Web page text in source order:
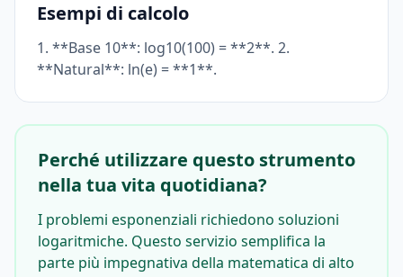
Esempi di calcolo
1. **Base 10**: log10(100) = **2**. 2.
**Natural**: ln(e) = **1**.
Perché utilizzare questo strumento
nella tua vita quotidiana?
I problemi esponenziali richiedono soluzioni
logaritmiche. Questo servizio semplifica la
parte più impegnativa della matematica di alto